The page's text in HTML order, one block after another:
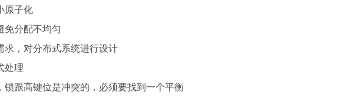
原子化
免分配不均匀
求，对分布式系统进行设计
处理
锁跟高键位是冲突的，必须要找到一个平衡